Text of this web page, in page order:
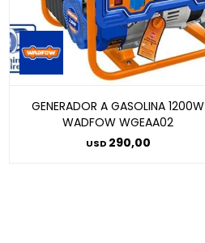
GENERADOR A GASOLINA 1200W
WADFOW WGEAA02
USD 290,00